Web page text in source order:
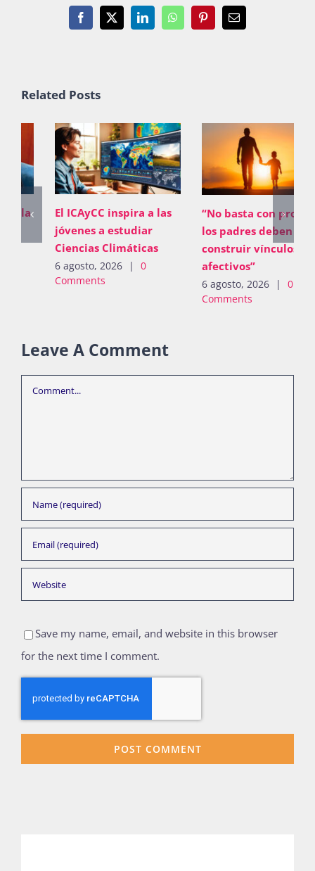
Facebook
X LinkedInWhatsAppPinterestEmail
Related Posts
El ICAyCC inspira a las
jóvenes a estudiar
Ciencias Climáticas
6 agosto, 2026 | 0
Comments
“No basta con proveer;
los padres deben
construir vínculos
afectivos”
6 agosto, 2026 |
0
Comments
Leave A Comment
Comment
Save my name, email, and website in this browser
for the next time I comment.